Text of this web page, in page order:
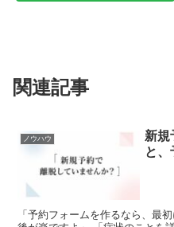
関連記事
ノウハウ
新規
と、
「予約フォームを作るなら、最